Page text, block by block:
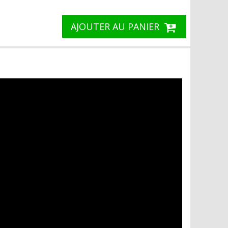
AJOUTER AU PANIER